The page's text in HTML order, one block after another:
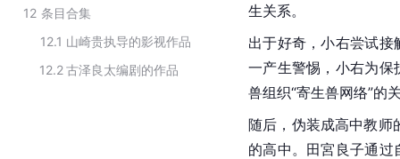
12 条目合集
12.1 山崎贵执导的影视作品
12.2古泽良太编剧的作品
生关系。
出于好奇，小右尝试
一产生警惕，小右为保
兽组织“寄生兽网络”的
随后，伪装成高中教师
的高中。田宮良子通